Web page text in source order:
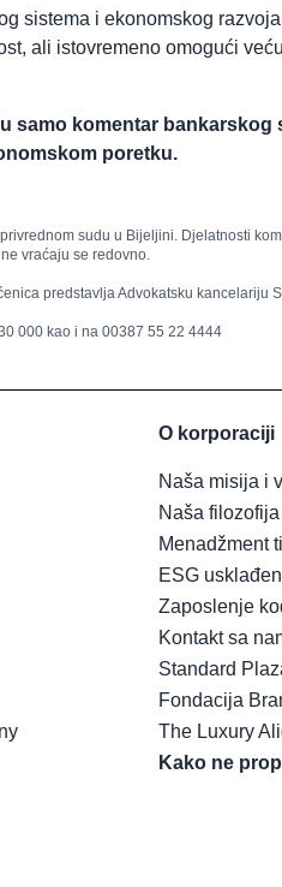
sistema i ekonomskog
ali istovremeno omogući
samo komentar
poretku.
sudu u Bijeljini. Djelatnosti
vraćaju se redovno.
predstavlja Advokatsku kancelariju
000 kao i na 00387 55 22 4444
O korporaciji
Naša misija i
Naša filozofija
Menadžment
ESG
Zaposlenje
Kontakt sa
Standard
Fondacija
The Luxury
Kako ne